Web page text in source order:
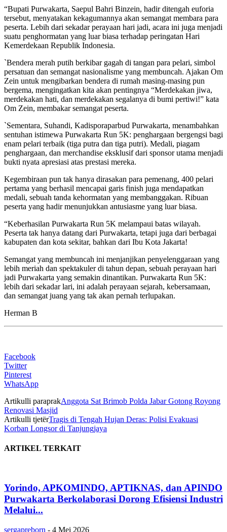
“Bupati Purwakarta, Saepul Bahri Binzein, hadir ditengah euforia
tersebut, menyatakan kekagumannya akan semangat membara para
peserta. Lebih dari sekadar perayaan hari jadi, acara ini juga menjadi
suatu penghormatan yang luar biasa terhadap peringatan Hari
Kemerdekaan Republik Indonesia.
`Bendera merah putih berkibar gagah di tangan para pelari, simbol
persatuan dan semangat nasionalisme yang membuncah. Ajakan Om
Zein untuk mengibarkan bendera di rumah masing-masing pun
bergema, mengingatkan kita akan pentingnya “Merdekakan jiwa,
merdekakan hati, dan merdekakan segalanya di bumi pertiwi!” kata
Om Zein, membakar semangat peserta.
`Sementara, Suhandi, Kadisporaparbud Purwakarta, menambahkan
sentuhan istimewa Purwakarta Run 5K: penghargaan bergengsi bagi
enam pelari terbaik (tiga putra dan tiga putri). Medali, piagam
penghargaan, dan merchandise eksklusif dari sponsor utama menjadi
bukti nyata apresiasi atas prestasi mereka.
Kegembiraan pun tak hanya dirasakan para pemenang, 400 pelari
pertama yang berhasil mencapai garis finish juga mendapatkan
medali, sebuah tanda kehormatan yang membanggakan. Ribuan
peserta yang hadir menunjukkan antusiasme yang luar biasa.
“Keberhasilan Purwakarta Run 5K melampaui batas wilayah.
Peserta tak hanya datang dari Purwakarta, tetapi juga dari berbagai
kabupaten dan kota sekitar, bahkan dari Ibu Kota Jakarta!
Semangat yang membuncah ini menjanjikan penyelenggaraan yang
lebih meriah dan spektakuler di tahun depan, sebuah perayaan hari
jadi Purwakarta yang semakin dinantikan. Purwakarta Run 5K:
lebih dari sekadar lari, ini adalah perayaan sejarah, kebersamaan,
dan semangat juang yang tak akan pernah terlupakan.
Herman B
Facebook
Twitter
Pinterest
WhatsApp
Artikulli paraprakAnggota Sat Brimob Polda Jabar Gotong Royong
Renovasi Masjid
Artikulli tjetërTragis di Tengah Hujan Deras: Polisi Evakuasi
Korban Longsor di Tanjungjaya
ARTIKEL TERKAIT
Yorindo, APKOMINDO, APTIKNAS, dan APINDO
Purwakarta Berkolaborasi Dorong Efisiensi Industri
Melalui...
sergapreborn - 4 Mei 2026